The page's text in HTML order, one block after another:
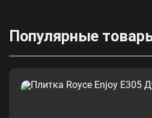
Популярные